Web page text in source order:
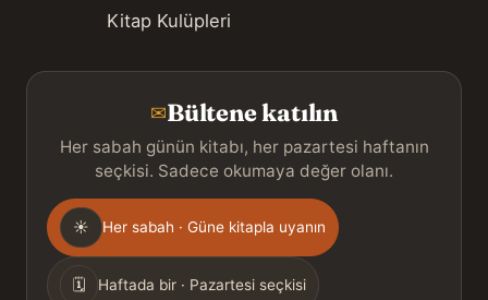
Kitap Kulüpleri
✉Bültene katılın
Her sabah günün kitabı, her pazartesi haftanın
seçkisi. Sadece okumaya değer olanı.
Gönderim
sıklığı
☀ Her sabah · Güne kitapla uyanın
🗓 Haftada bir · Pazartesi seçkisi